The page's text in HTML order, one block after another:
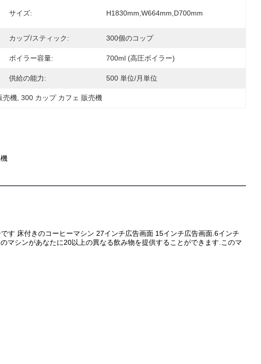
サイズ: H1830mm,W664mm,D700mm
カップ/スティック: 300個のコップ
ボイラー容量: 700ml (高圧ボイラー)
供給の能力: 500 単位/月単位
売機 , 300 カップ カフェ 販売機
す 床付きのコーヒーマシン 27インチ広告画面 15インチ広告画面.6インチ
マシンがあなたに20以上の異なる飲み物を提供することができます.このマ